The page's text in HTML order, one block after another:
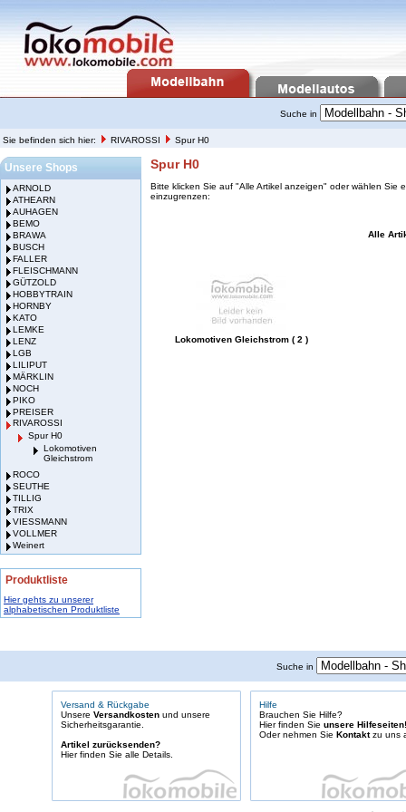
Suche in
Sie befinden sich hier: RIVAROSSI Spur H0
Unsere Shops
ARNOLD
ATHEARN
AUHAGEN
BEMO
BRAWA
BUSCH
FALLER
FLEISCHMANN
GÜTZOLD
HOBBYTRAIN
HORNBY
KATO
LEMKE
LENZ
LGB
LILIPUT
MÄRKLIN
NOCH
PIKO
PREISER
RIVAROSSI
Spur H0
Lokomotiven
Gleichstrom
ROCO
SEUTHE
TILLIG
TRIX
VIESSMANN
VOLLMER
Weinert
Produktliste
Hier gehts zu unserer
alphabetischen Produktliste
Spur H0
Bitte klicken Sie auf "Alle Artikel anzeigen" oder wählen Sie
einzugrenzen:
Alle
Lokomotiven Gleichstrom ( 2 )
Suche in
Versand & Rückgabe
Unsere Versandkosten und unsere
Sicherheitsgarantie.
Artikel zurücksenden?
Hier finden Sie alle Details.
Hilfe
Brauchen Sie Hilfe?
Hier finden Sie unsere Hilfeseiten!
Oder nehmen Sie Kontaktzu uns